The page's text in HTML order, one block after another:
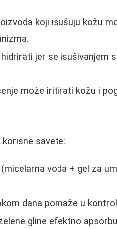
koji isušuju kožu
jer se isušivanjem
može iritirati kožu i
korisne savete:
voda + gel za
dana pomaže u
gline efektno